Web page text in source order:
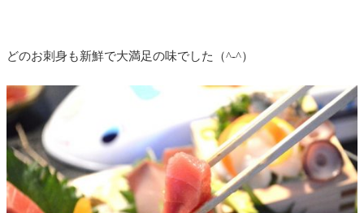
どのお刺身も新鮮で大満足の味でした（^-^）